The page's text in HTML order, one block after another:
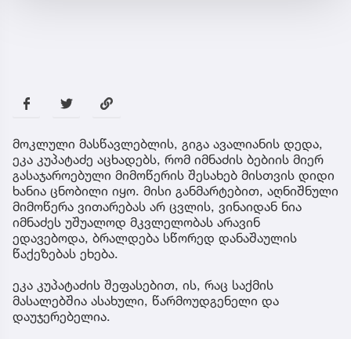
მოკლული მასწავლებლის, გიგა ავალიანის დედა,
ეკა კუპატაძე აცხადებს, რომ იმნაძის ბებიის მიერ
გასაჯაროებული მიმოწერის შესახებ მისთვის დიდი
ხანია ცნობილი იყო. მისი განმარტებით, აღნიშნული
მიმოწერა ვითარებას არ ცვლის, ვინაიდან ნია
იმნაძეს უშუალოდ მკვლელობას არავინ
ედავებოდა, ბრალდება სწორედ დანაშაულის
წაქეზებას ეხება.
ეკა კუპატაძის შეფასებით, ის, რაც საქმის
მასალებშია ასახული, წარმოუდგენელი და
დაუჯერებელია.